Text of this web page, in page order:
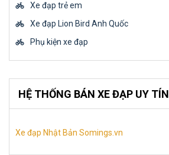
Xe đạp trẻ em
Xe đạp Lion Bird Anh Quốc
Phụ kiện xe đạp
HỆ THỐNG BÁN XE ĐẠP UY TÍN
Xe đạp Nhật Bản Somings.vn